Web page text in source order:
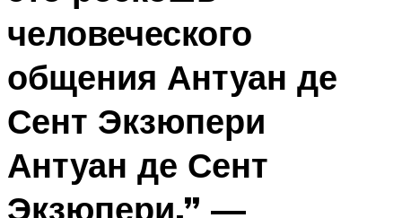
человеческого
общения Антуан де
Сент Экзюпери
Антуан де Сент
Экзюпери.” —